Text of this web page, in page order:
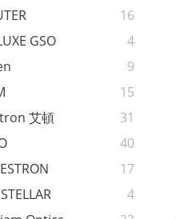
16
GSO
4
9
15
艾頓
31
40
17
4